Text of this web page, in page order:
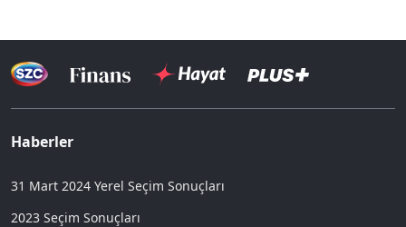
Haberler
31 Mart 2024 Yerel Seçim Sonuçları
2023 Seçim Sonuçları